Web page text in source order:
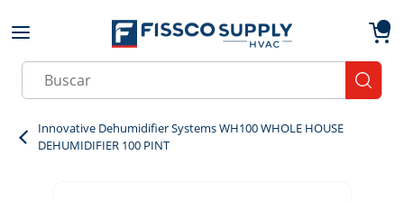
Skip to main content
Site Search
Innovative Dehumidifier Systems WH100 WHOLE HOUSE
DEHUMIDIFIER 100 PINT